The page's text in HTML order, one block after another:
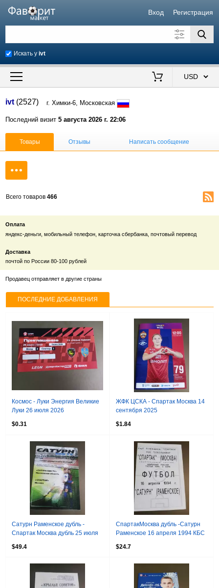
Вход Регистрация
Искать уivt
Искать также в описании
Продавец
ivt (2527) г. Химки-6, Московская
Последний визит5 августа 2026 г. 22:06
Товары Отзывы Написать сообщение
Всего товаров 466
Оплата
яндекс-деньги, мобильный телефон, карточка сбербанка, почтовый перевод
Доставка
почтой по России 80-100 рублей
Продавец отправляет в другие страны
ПОСЛЕДНИЕ ДОБАВЛЕНИЯ
Космос - Луки Энергия Великие
Луки 26 июля 2026
$0.31
ЖФК ЦСКА - Спартак Москва 14
сентября 2025
$1.84
Сатурн Раменское дубль -
Спартак Москва дубль 25 июля
$49.4
СпартакМосква дубль -Сатурн
Раменское 16 апреля 1994 КБС
$24.7